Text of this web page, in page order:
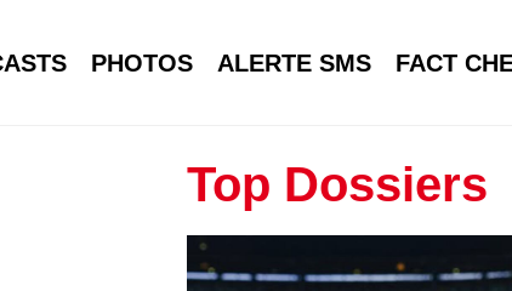
PHOTOS ALERTE SMS FACT
Top Dossiers